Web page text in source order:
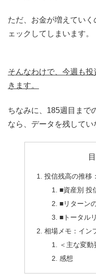
ただ、お金が増えてい
ェックしてしまいます。
そんなわけで、今週も投
きます。
ちなみに、185週目まで
なら、データを残してい
投信残高の推移
■資産別 投
■リターン
■トータル
相場メモ：イン
＜主な変動
感想